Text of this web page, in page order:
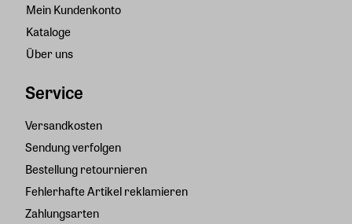
Mein Kundenkonto
Kataloge
Über uns
Service
Versandkosten
Sendung verfolgen
Bestellung retournieren
Fehlerhafte Artikel reklamieren
Zahlungsarten